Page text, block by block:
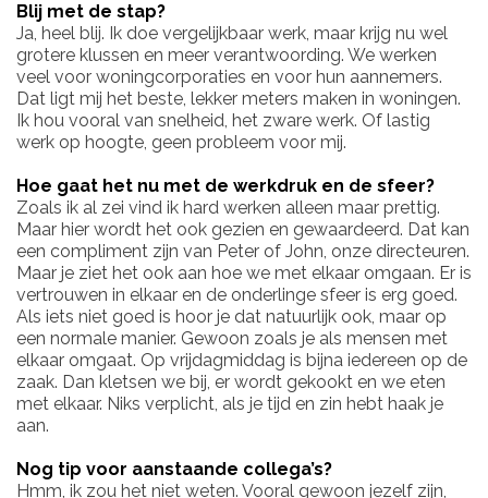
Blij met de stap?
Ja, heel blij. Ik doe vergelijkbaar werk, maar krijg nu wel
grotere klussen en meer verantwoording. We werken
veel voor woningcorporaties en voor hun aannemers.
Dat ligt mij het beste, lekker meters maken in woningen.
Ik hou vooral van snelheid, het zware werk. Of lastig
werk op hoogte, geen probleem voor mij.
Hoe gaat het nu met de werkdruk en de sfeer?
Zoals ik al zei vind ik hard werken alleen maar prettig.
Maar hier wordt het ook gezien en gewaardeerd. Dat kan
een compliment zijn van Peter of John, onze directeuren.
Maar je ziet het ook aan hoe we met elkaar omgaan. Er is
vertrouwen in elkaar en de onderlinge sfeer is erg goed.
Als iets niet goed is hoor je dat natuurlijk ook, maar op
een normale manier. Gewoon zoals je als mensen met
elkaar omgaat. Op vrijdagmiddag is bijna iedereen op de
zaak. Dan kletsen we bij, er wordt gekookt en we eten
met elkaar. Niks verplicht, als je tijd en zin hebt haak je
aan.
Nog tip voor aanstaande collega’s?
Hmm, ik zou het niet weten. Vooral gewoon jezelf zijn,